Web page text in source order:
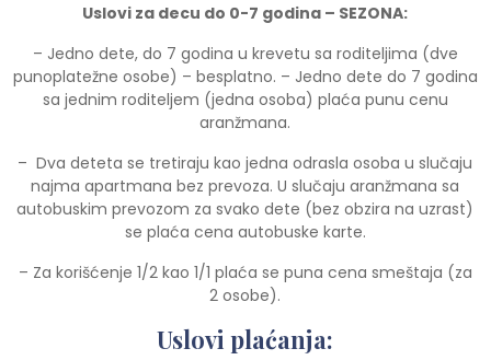
Uslovi za decu do 0-7 godina – SEZONA:
– Jedno dete, do 7 godina u krevetu sa roditeljima (dve
punoplatežne osobe) – besplatno. – Jedno dete do 7 godina
sa jednim roditeljem (jedna osoba) plaća punu cenu
aranžmana.
– Dva deteta se tretiraju kao jedna odrasla osoba u slučaju
najma apartmana bez prevoza. U slučaju aranžmana sa
autobuskim prevozom za svako dete (bez obzira na uzrast)
se plaća cena autobuske karte.
– Za korišćenje 1/2 kao 1/1 plaća se puna cena smeštaja (za
2 osobe).
Uslovi plaćanja: